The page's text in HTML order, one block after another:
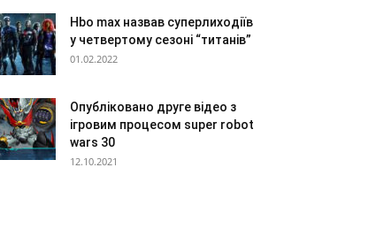
Hbo max назвав суперлиходіїв
у четвертому сезоні “титанів”
01.02.2022
Опубліковано друге відео з
ігровим процесом super robot
wars 30
12.10.2021